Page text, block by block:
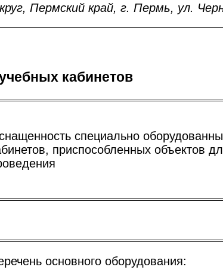
Пермский край, г. Пермь, ул.
кабинетов
специально
приспособленных объектов
основного оборудования: